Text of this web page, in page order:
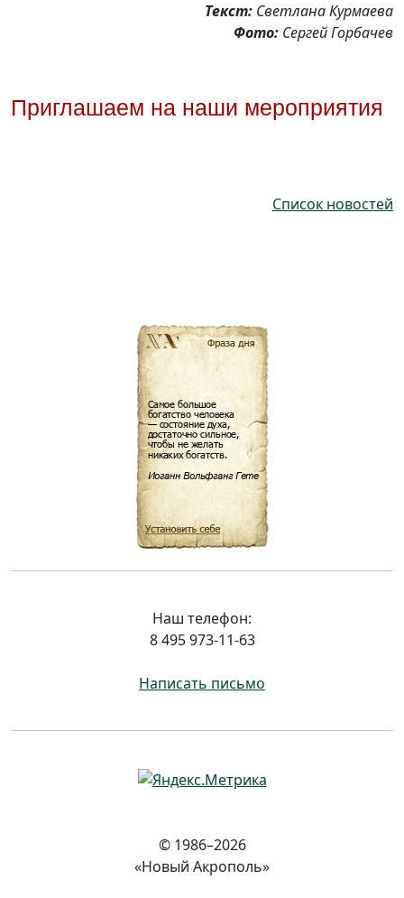
Текст: Светлана Курмаева
Фото: Сергей Горбачев
Приглашаем на наши мероприятия
Список новостей
Наш телефон:
8 495 973-11-63
Написать письмо
© 1986–2026
«Новый Акрополь»